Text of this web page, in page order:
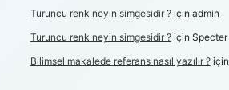
Turuncu renk neyin simgesidir ?için admin
Turuncu renk neyin simgesidir ?için Specter
Bilimsel makalede referans nasıl yazılır ?için